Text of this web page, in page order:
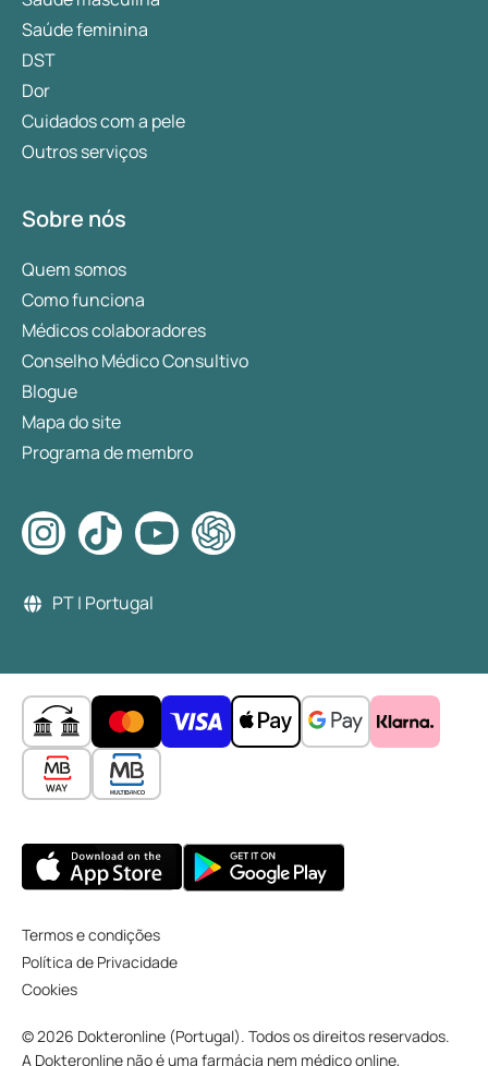
Saúde feminina
DST
Dor
Cuidados com a pele
Outros serviços
Sobre nós
Quem somos
Como funciona
Médicos colaboradores
Conselho Médico Consultivo
Blogue
Mapa do site
Programa de membro
PT | Portugal
Termos e condições
Política de Privacidade
Cookies
© 2026 Dokteronline (Portugal). Todos os direitos reservados.
A Dokteronline não é uma farmácia nem médico online,